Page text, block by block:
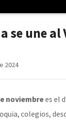
se une
2024
noviembrees el
colegios,